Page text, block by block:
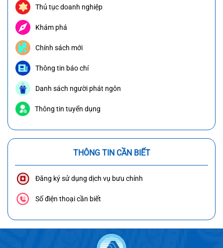
Thủ tục doanh nghiệp
Khám phá
Chính sách mới
Thông tin báo chí
Danh sách người phát ngôn
Thông tin tuyển dụng
THÔNG TIN CẦN BIẾT
Đăng ký sử dụng dịch vụ bưu chính
Số điện thoại cần biết